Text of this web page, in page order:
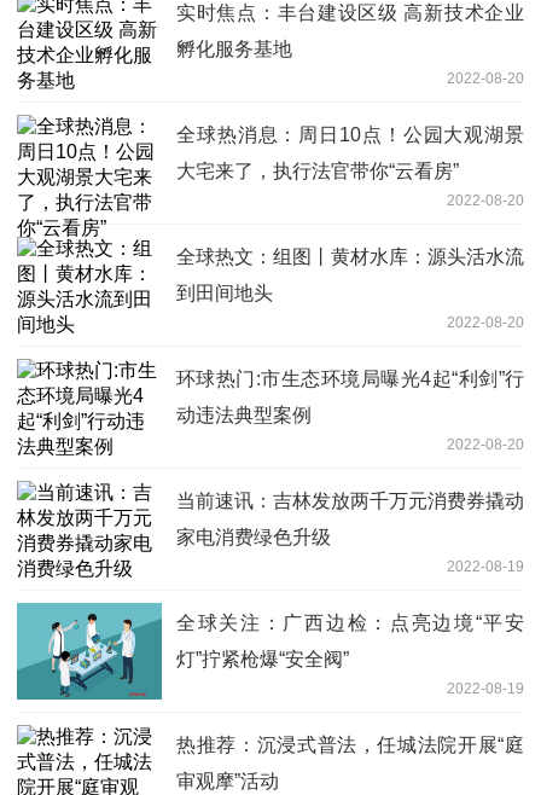
实时焦点：丰台建设区级 高新技术企业
孵化服务基地
2022-08-20
全球热消息：周日10点！公园大观湖景
大宅来了，执行法官带你“云看房”
2022-08-20
全球热文：组图丨黄材水库：源头活水流
到田间地头
2022-08-20
环球热门:市生态环境局曝光4起“利剑”行
动违法典型案例
2022-08-20
当前速讯：吉林发放两千万元消费券撬动
家电消费绿色升级
2022-08-19
全球关注：广西边检：点亮边境“平安
灯”拧紧枪爆“安全阀”
2022-08-19
热推荐：沉浸式普法，任城法院开展“庭
审观摩”活动